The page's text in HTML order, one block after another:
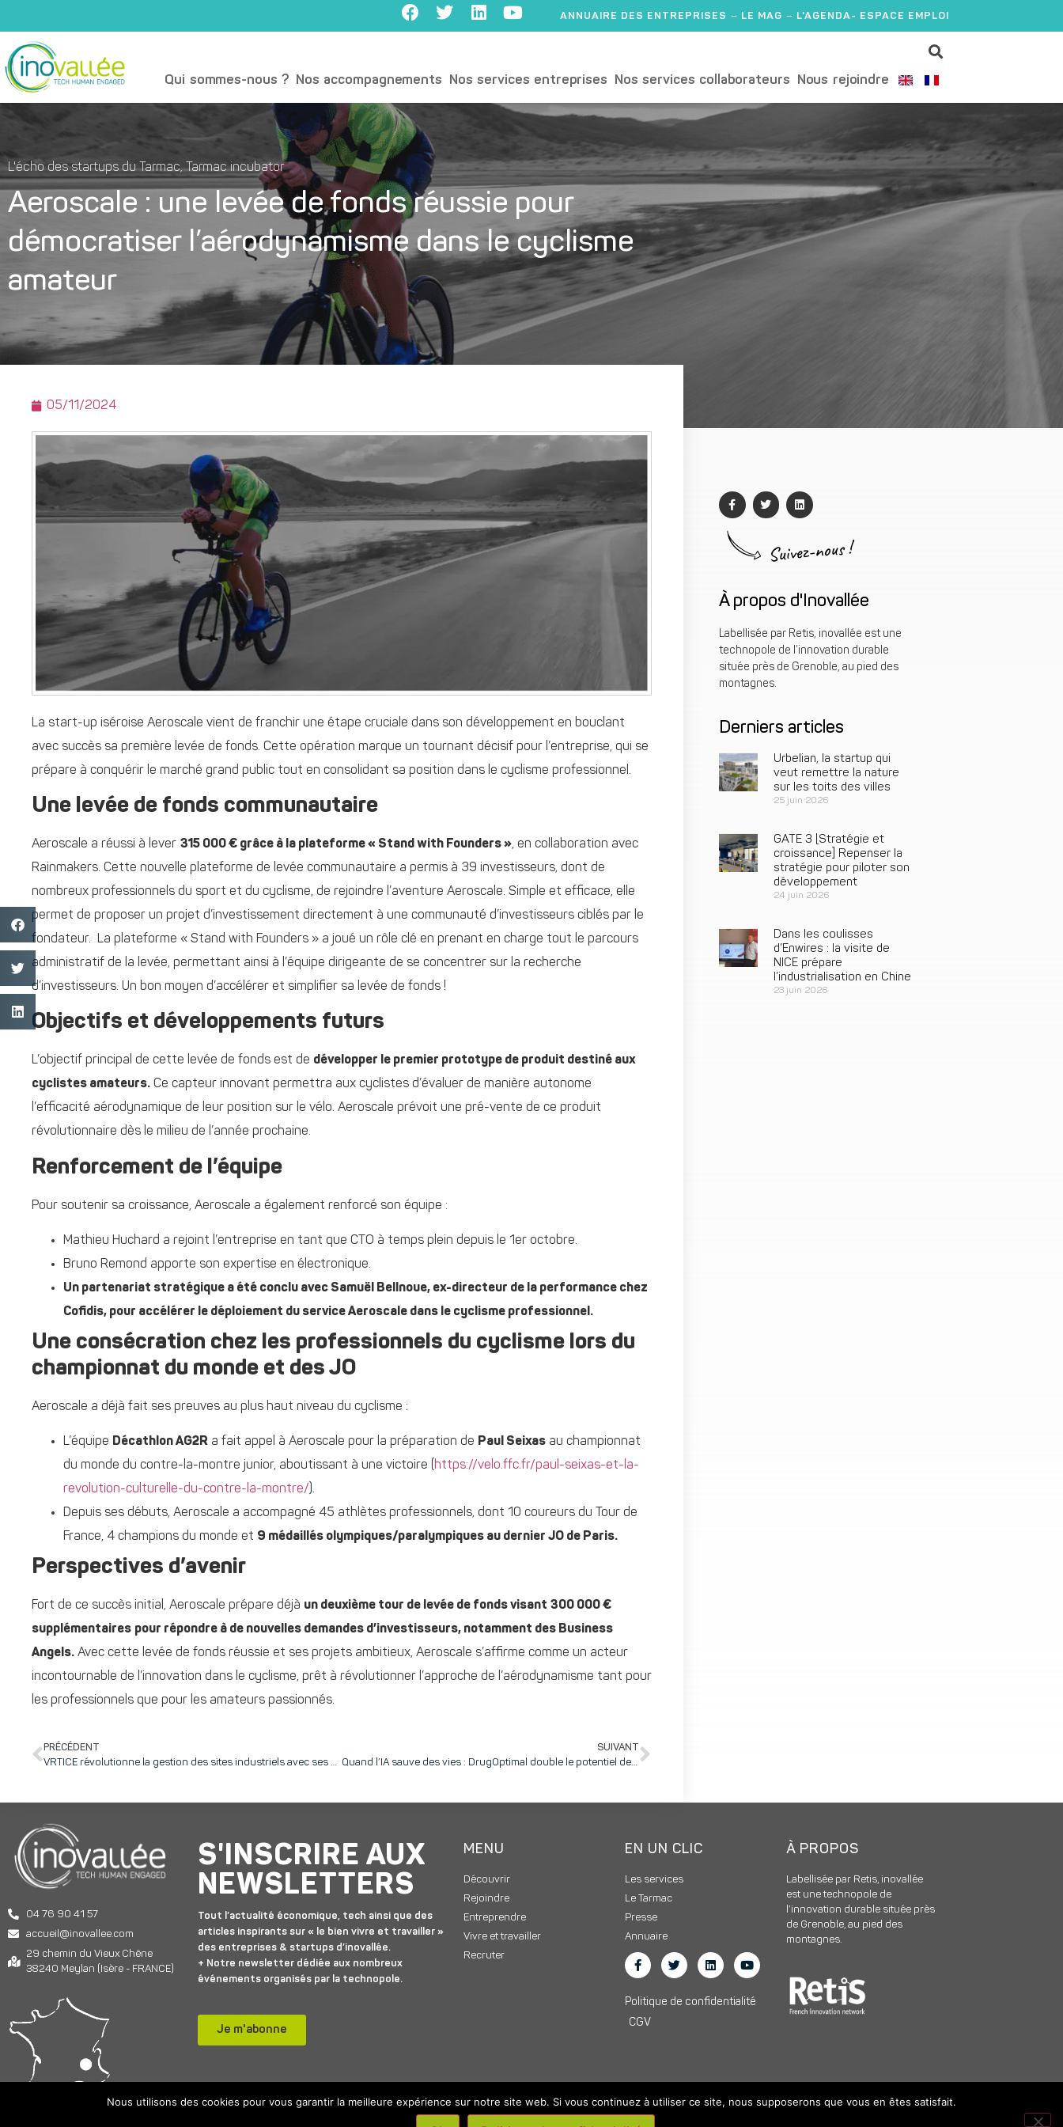
ANNUAIRE DES ENTREPRISES LE MAG L'AGENDA- ESPACE EMPLOI
Qui sommes-nous ? Nos accompagnements Nos services entreprises Nos services collaborateurs Nous rejoindre
L'écho des startups du Tarmac,Tarmac incubator
Aeroscale : une levée de fonds réussie pour
démocratiser l’aérodynamisme dans le cyclisme
amateur
05/11/2024
La start-up iséroise Aeroscale vient de franchir une étape cruciale dans son développement en bouclant
avec succès sa première levée de fonds. Cette opération marque un tournant décisif pour l’entreprise, qui se
prépare à conquérir le marché grand public tout en consolidant sa position dans le cyclisme professionnel.
Une levée de fonds communautaire
Aeroscale a réussi à lever 315 000 € grâce à la plateforme « Stand with Founders », en collaboration avec
Rainmakers. Cette nouvelle plateforme de levée communautaire a permis à 39 investisseurs, dont de
nombreux professionnels du sport et du cyclisme, de rejoindre l’aventure Aeroscale. Simple et efficace, elle
permet de proposer un projet d’investissement directement à une communauté d’investisseurs ciblés par le
fondateur. La plateforme « Stand with Founders » a joué un rôle clé en prenant en charge tout le parcours
administratif de la levée, permettant ainsi à l’équipe dirigeante de se concentrer sur la recherche
d’investisseurs. Un bon moyen d’accélérer et simplifier sa levée de fonds !
Objectifs et développements futurs
L’objectif principal de cette levée de fonds est de développer le premier prototype de produit destiné aux
cyclistes amateurs. Ce capteur innovant permettra aux cyclistes d’évaluer de manière autonome
l’efficacité aérodynamique de leur position sur le vélo. Aeroscale prévoit une pré-vente de ce produit
révolutionnaire dès le milieu de l’année prochaine.
Renforcement de l’équipe
Pour soutenir sa croissance, Aeroscale a également renforcé son équipe :
Mathieu Huchard a rejoint l’entreprise en tant que CTO à temps plein depuis le 1er octobre.
Bruno Remond apporte son expertise en électronique.
Un partenariat stratégique a été conclu avec Samuël Bellnoue, ex-directeur de la performance chez
Cofidis, pour accélérer le déploiement du service Aeroscale dans le cyclisme professionnel.
Une consécration chez les professionnels du cyclisme lors du
championnat du monde et des JO
Aeroscale a déjà fait ses preuves au plus haut niveau du cyclisme :
L’équipe Décathlon AG2R a fait appel à Aeroscale pour la préparation de Paul Seixas au championnat
du monde du contre-la-montre junior, aboutissant à une victoire (https://velo.ffc.fr/paul-seixas-et-la-
revolution-culturelle-du-contre-la-montre/).
Depuis ses débuts, Aeroscale a accompagné 45 athlètes professionnels, dont 10 coureurs du Tour de
France, 4 champions du monde et 9 médaillés olympiques/paralympiques au dernier JO de Paris.
Perspectives d’avenir
Fort de ce succès initial, Aeroscale prépare déjà un deuxième tour de levée de fonds visant 300 000 €
supplémentaires pour répondre à de nouvelles demandes d’investisseurs, notamment des Business
Angels. Avec cette levée de fonds réussie et ses projets ambitieux, Aeroscale s’affirme comme un acteur
incontournable de l’innovation dans le cyclisme, prêt à révolutionner l’approche de l’aérodynamisme tant pour
les professionnels que pour les amateurs passionnés.
PRÉCÉDENT
VRTICE révolutionne la gestion des sites industriels avec ses visites virtuelles 360° et reçoit un trophée de l’innovation
SUIVANT
Quand l’IA sauve des vies : DrugOptimal double le potentiel de sa solution grâce à un nouveau modèle de prédiction IA
Suivez-nous !
À propos d'Inovallée
Labellisée par Retis, inovallée est une
technopole de l’innovation durable
située près de Grenoble, au pied des
montagnes.
Derniers articles
Urbelian, la startup qui
veut remettre la nature
sur les toits des villes
25 juin 2026
GATE 3 [Stratégie et
croissance] Repenser la
stratégie pour piloter son
développement
24 juin 2026
Dans les coulisses
d’Enwires : la visite de
NICE prépare
l’industrialisation en Chine
23 juin 2026
04 76 90 41 57
accueil@inovallee.com
29 chemin du Vieux Chêne
38240 Meylan (Isère - FRANCE)
S'INSCRIRE AUX
NEWSLETTERS
Tout l’actualité économique, tech ainsi que des
articles inspirants sur « le bien vivre et travailler »
des entreprises & startups d’inovallée.
+ Notre newsletter dédiée aux nombreux
événements organisés par la technopole.
Je m'abonne
MENU
Découvrir
Rejoindre
Entreprendre
Vivre et travailler
Recruter
EN UN CLIC
Les services
Le Tarmac
Presse
Annuaire
Politique de confidentialité
CGV
À PROPOS
Labellisée par Retis, inovallée
est une technopole de
l’innovation durable située près
de Grenoble, au pied des
montagnes.
Nous utilisons des cookies pour vous garantir la meilleure expérience sur notre site web. Si vous continuez à utiliser ce site, nous supposerons que vous en êtes satisfait.